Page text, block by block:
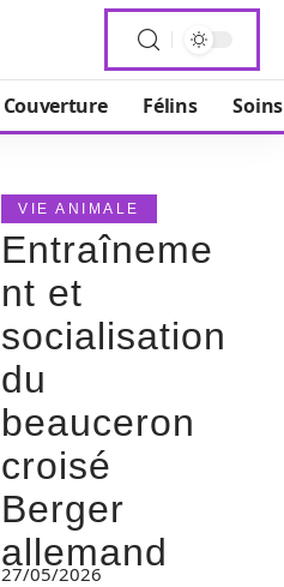
Couverture Félins Soins
VIE ANIMALE
Entraîneme
nt et
socialisation
du
beauceron
croisé
Berger
allemand
27/05/2026